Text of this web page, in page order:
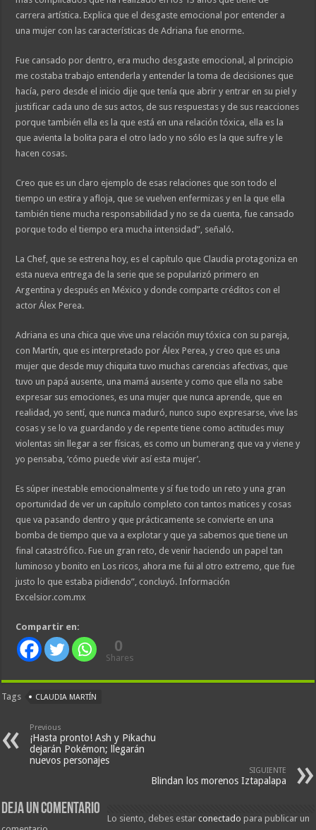
carrera artística. Explica que el desgaste emocional por entender a
una mujer con las características de Adriana fue enorme.
Fue cansado por dentro, era mucho desgaste emocional, al principio
me costaba trabajo entenderla y entender la toma de decisiones que
hacía, pero desde el inicio dije que tenía que abrir y entrar en su piel y
justificar cada uno de sus actos, de sus respuestas y de sus reacciones
porque también ella es la que está en una relación tóxica, ella es la
que avienta la bolita para el otro lado y no sólo es la que sufre y le
hacen cosas.
Creo que es un claro ejemplo de esas relaciones que son todo el
tiempo un estira y afloja, que se vuelven enfermizas y en la que ella
también tiene mucha responsabilidad y no se da cuenta, fue cansado
porque todo el tiempo era mucha intensidad”, señaló.
La Chef, que se estrena hoy, es el capítulo que Claudia protagoniza en
esta nueva entrega de la serie que se popularizó primero en
Argentina y después en México y donde comparte créditos con el
actor Álex Perea.
Adriana es una chica que vive una relación muy tóxica con su pareja,
con Martín, que es interpretado por Álex Perea, y creo que es una
mujer que desde muy chiquita tuvo muchas carencias afectivas, que
tuvo un papá ausente, una mamá ausente y como que ella no sabe
expresar sus emociones, es una mujer que nunca aprende, que en
realidad, yo sentí, que nunca maduró, nunco supo expresarse, vive las
cosas y se lo va guardando y de repente tiene como actitudes muy
violentas sin llegar a ser físicas, es como un bumerang que va y viene y
yo pensaba, ‘cómo puede vivir así esta mujer’.
Es súper inestable emocionalmente y sí fue todo un reto y una gran
oportunidad de ver un capítulo completo con tantos matices y cosas
que va pasando dentro y que prácticamente se convierte en una
bomba de tiempo que va a explotar y que ya sabemos que tiene un
final catastrófico. Fue un gran reto, de venir haciendo un papel tan
luminoso y bonito en Los ricos, ahora me fui al otro extremo, que fue
justo lo que estaba pidiendo”, concluyó. Información
Excelsior.com.mx
Compartir en:
0
Shares
Tags CLAUDIA MARTÍN
Previous
¡Hasta pronto! Ash y Pikachu
dejarán Pokémon; llegarán
nuevos personajes
SIGUIENTE
Blindan los morenos Iztapalapa
Deja un comentario
Lo siento, debes estarconectado para publicar un